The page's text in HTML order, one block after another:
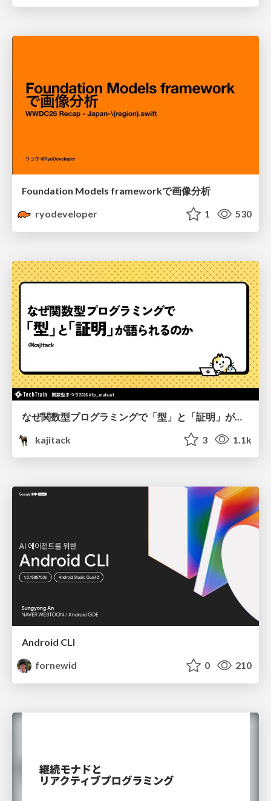
Foundation Models frameworkで画像分析
ryodeveloper
1 530
なぜ関数型プログラミングで「型」と「証明」が語られるのか #fp_matsuri
kajitack
3 1.1k
Android CLI
fornewid
0 210